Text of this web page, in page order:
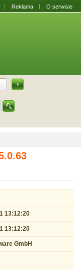
Reklama O serwisie
13:12:20
13:12:20
GmbH